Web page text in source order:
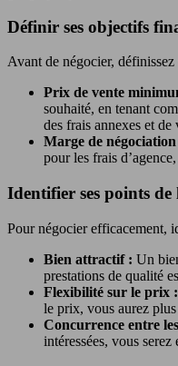
Définir ses objectifs
Avant de négocier,
Prix de vente
souhaité, en tenant
des frais annexes et
Marge de
pour les frais
Identifier ses points de
Pour négocier efficacement,
Bien attractif : Un
prestations de qualité
Flexibilité sur le prix :
le prix, vous aurez
Concurrence entre
intéressées, vous